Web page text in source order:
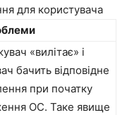
для користувача
«вилітає» і
бачить відповідне
при початку
ОС. Таке явище